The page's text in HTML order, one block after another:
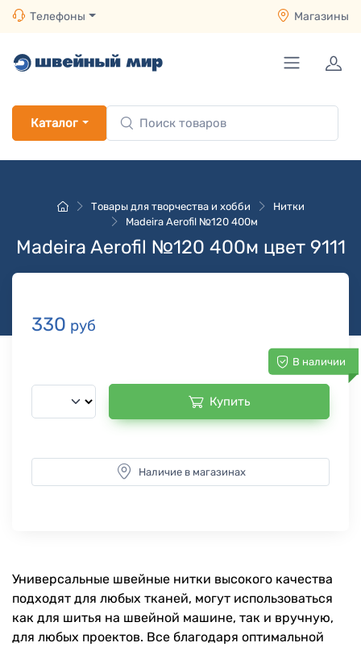
Телефоны Магазины
Каталог
Товары для творчества и хобби
Нитки
Madeira Aerofil №120 400м
Madeira Aerofil №120 400м цвет 9111
330 руб
В наличии
Купить
Наличие в магазинах
Универсальные швейные нитки высокого качества
подходят для любых тканей, могут использоваться
как для шитья на швейной машине, так и вручную,
для любых проектов. Все благодаря оптимальной